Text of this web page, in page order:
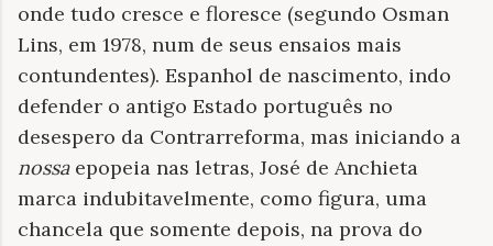
onde tudo cresce e floresce (segundo Osman
Lins, em 1978, num de seus ensaios mais
contundentes). Espanhol de nascimento, indo
defender o antigo Estado português no
desespero da Contrarreforma, mas iniciando a
nossaepopeia nas letras, José de Anchieta
marca indubitavelmente, como figura, uma
chancela que somente depois, na prova do